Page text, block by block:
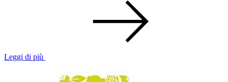
Leggi di più